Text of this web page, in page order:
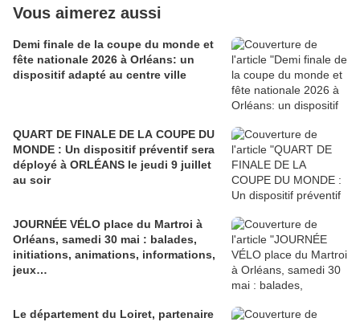
Vous aimerez aussi
Demi finale de la coupe du monde et
fête nationale 2026 à Orléans: un
dispositif adapté au centre ville
QUART DE FINALE DE LA COUPE DU
MONDE : Un dispositif préventif sera
déployé à ORLÉANS le jeudi 9 juillet
au soir
JOURNÉE VÉLO place du Martroi à
Orléans, samedi 30 mai : balades,
initiations, animations, informations,
jeux…
Le département du Loiret, partenaire